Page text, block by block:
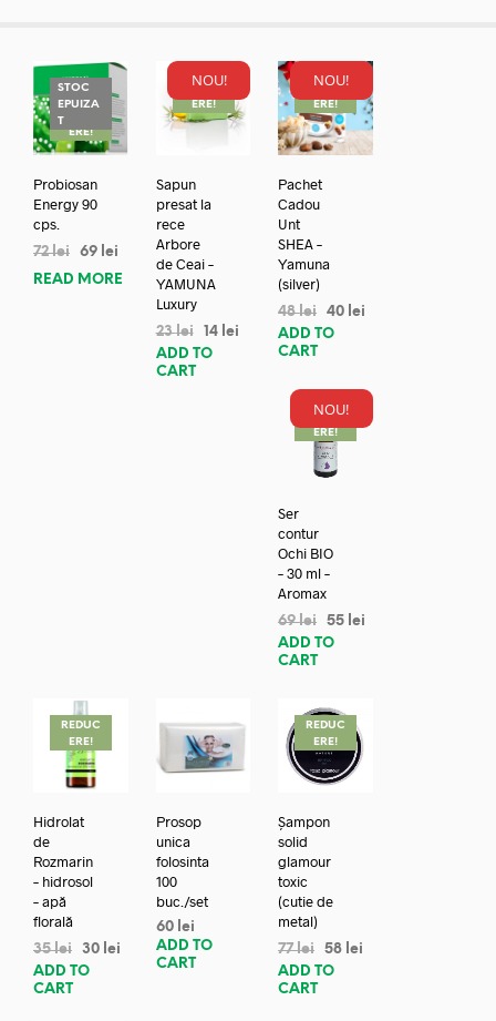
STOC
EPUIZA
TREDUC
ERE!
Probiosan
Energy 90
cps.
72lei 69 lei
READ MORE
NOU!
REDUC
ERE!
Sapun
presat la
rece
Arbore
de Ceai –
YAMUNA
Luxury
23lei 14 lei
ADD TO
CART
NOU!
REDUC
ERE!
Pachet
Cadou
Unt
SHEA –
Yamuna
(silver)
48lei 40 lei
ADD TO
CART
NOU!
REDUC
ERE!
Ser
contur
Ochi BIO
– 30 ml –
Aromax
69lei 55 lei
ADD TO
CART
REDUC
ERE!
Hidrolat
de
Rozmarin
– hidrosol
– apă
florală
35lei 30 lei
ADD TO
CART
Prosop
unica
folosinta
100
buc./set
60 lei
ADD TO
CART
REDUC
ERE!
Șampon
solid
glamour
toxic
(cutie de
metal)
77lei 58 lei
ADD TO
CART